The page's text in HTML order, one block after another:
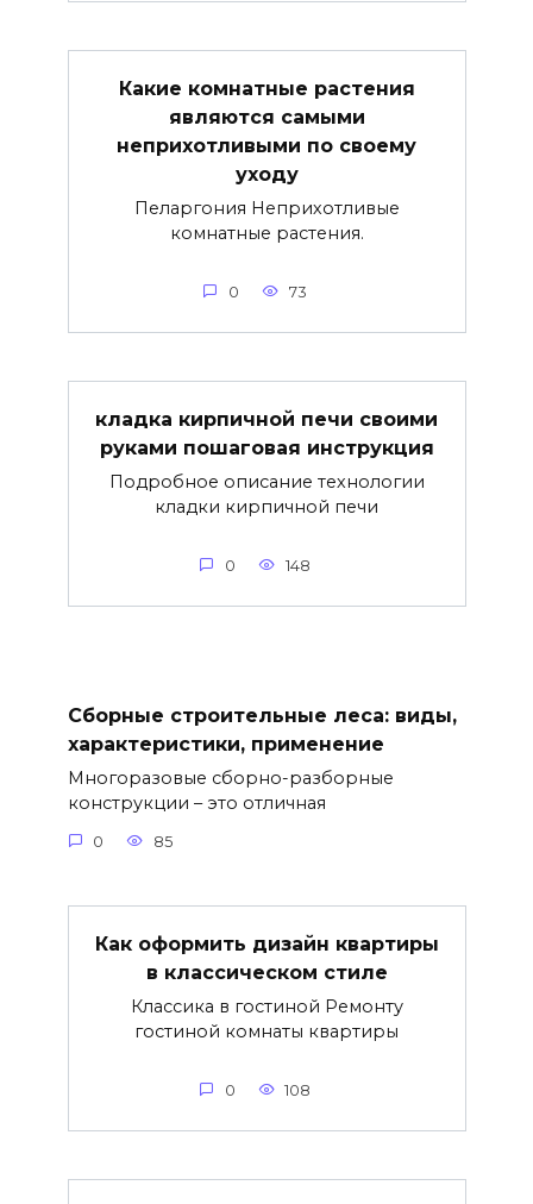
Какие комнатные растения
являются самыми
неприхотливыми по своему
уходу
Пеларгония Неприхотливые
комнатные растения.
0 73
кладка кирпичной печи своими
руками пошаговая инструкция
Подробное описание технологии
кладки кирпичной печи
0 148
Сборные строительные леса: виды,
характеристики, применение
Многоразовые сборно-разборные
конструкции – это отличная
0 85
Как оформить дизайн квартиры
в классическом стиле
Классика в гостиной Ремонту
гостиной комнаты квартиры
0 108